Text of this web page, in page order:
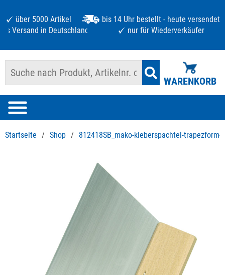
über 5000 Artikel
bis 14 Uhr bestellt - heute versendet
Versand in Deutschland ab 125 €
nur für Wiederverkäufer
WARENKORB
Startseite / Shop / 812418SB_mako-kleberspachtel-trapezform-